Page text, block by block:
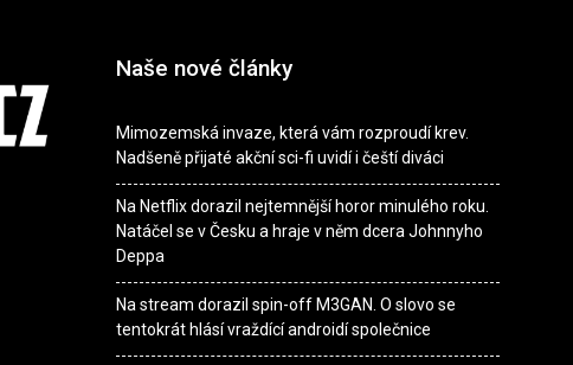
Naše nové články
Mimozemská invaze, která vám rozproudí krev.
Nadšeně přijaté akční sci-fi uvidí i čeští diváci
Na Netflix dorazil nejtemnější horor minulého roku.
Natáčel se v Česku a hraje v něm dcera Johnnyho
Deppa
Na stream dorazil spin-off M3GAN. O slovo se
tentokrát hlásí vraždící androidí společnice